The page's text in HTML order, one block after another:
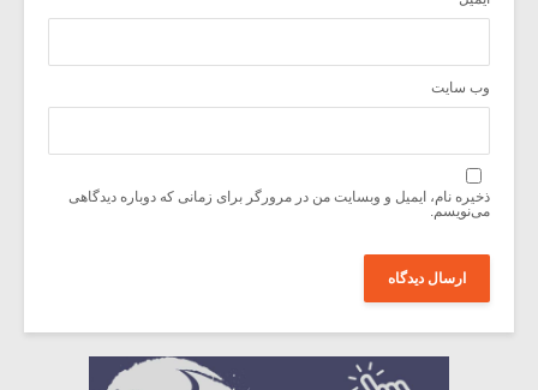
وب‌ سایت
ذخیره نام، ایمیل و وبسایت من در مرورگر برای زمانی که دوباره دیدگاهی
می‌نویسم.